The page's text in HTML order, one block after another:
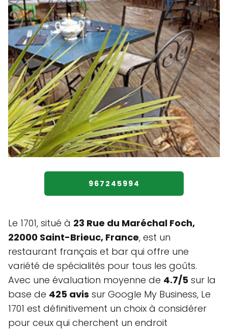
967245994
Le 1701, situé à 23 Rue du Maréchal Foch,
22000 Saint-Brieuc, France, est un
restaurant français et bar qui offre une
variété de spécialités pour tous les goûts.
Avec une évaluation moyenne de 4.7/5 sur la
base de 425 avis sur Google My Business, Le
1701 est définitivement un choix à considérer
pour ceux qui cherchent un endroit